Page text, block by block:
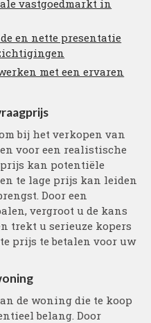
vastgoedmarkt in
en nette presentatie
met een ervaren
bij het verkopen van
voor een realistische
kan potentiële
te lage prijs kan leiden
Door een
vergroot u de kans
trekt u serieuze kopers
prijs te betalen voor uw
de woning die te koop
belang. Door